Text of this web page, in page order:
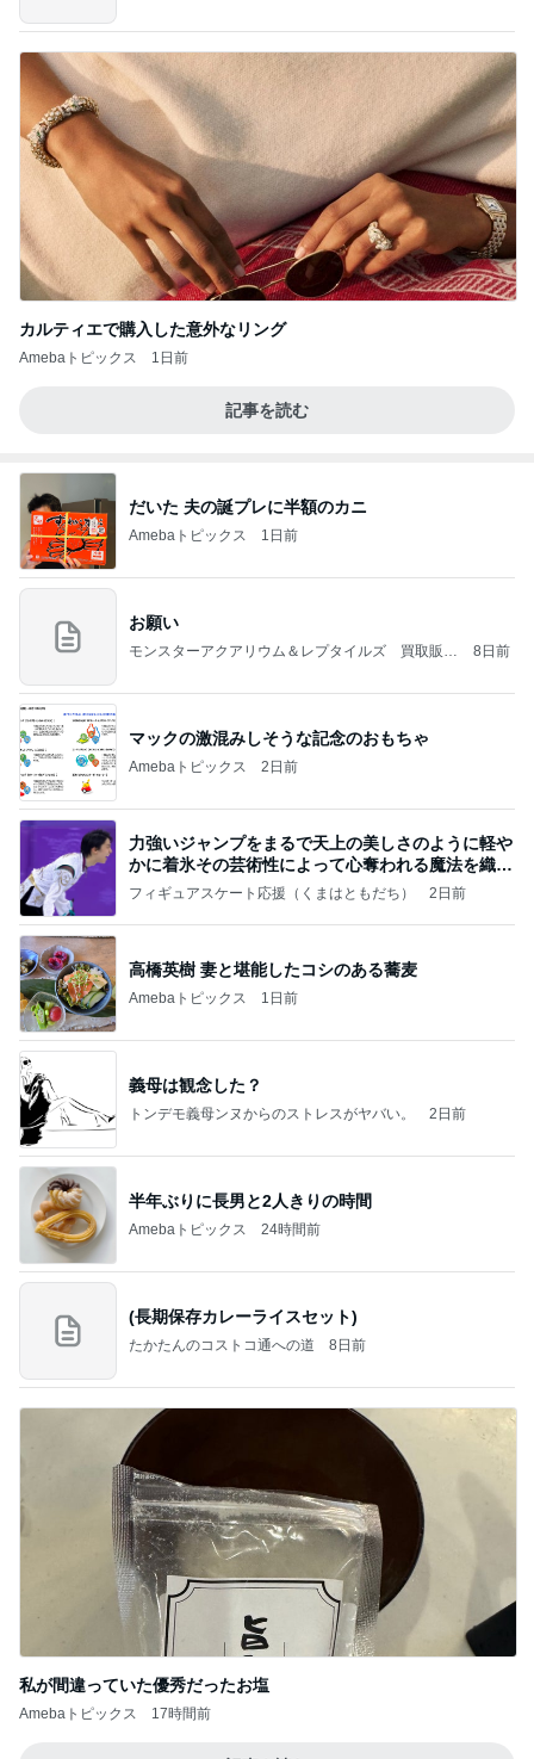
カルティエで購入した意外なリング
Amebaトピックス 1日前
記事を読む
だいた 夫の誕プレに半額のカニ
Amebaトピックス 1日前
お願い
モンスターアクアリウム＆レプタイルズ 買取販売
8日前
マックの激混みしそうな記念のおもちゃ
Amebaトピックス 2日前
力強いジャンプをまるで天上の美しさのように軽や
かに着氷その芸術性によって心奪われる魔法を織り
なす
フィギュアスケート応援（くまはともだち） 2日前
高橋英樹 妻と堪能したコシのある蕎麦
Amebaトピックス 1日前
義母は観念した？
トンデモ義母ンヌからのストレスがヤバい。 2日前
半年ぶりに長男と2人きりの時間
Amebaトピックス 24時間前
(長期保存カレーライスセット)
たかたんのコストコ通への道 8日前
私が間違っていた優秀だったお塩
Amebaトピックス 17時間前